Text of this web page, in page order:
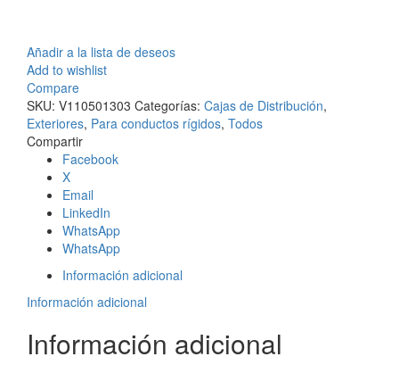
Añadir a la lista de deseos
Add to wishlist
Compare
SKU: V110501303 Categorías: Cajas de Distribución,
Exteriores, Para conductos rígidos, Todos
Compartir
Facebook
X
Email
LinkedIn
WhatsApp
WhatsApp
Información adicional
Información adicional
Información adicional